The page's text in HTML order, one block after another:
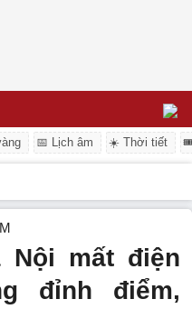
📅 Lịch âm ☀️ Thời tiết
mất điện
đỉnh điểm,